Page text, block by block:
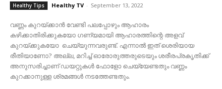
Healthy Tips Healthy TV - September 13, 2022
വണ്ണം കുറയ്ക്കാൻ വേണ്ടി പലപ്പോഴും ആഹാരം
കഴിക്കാതിരിക്കുകയോ ഗണ്യമായി ആഹാരത്തിന്റെ അളവ്
കുറയ്ക്കുകയോ ചെയ്യുന്നവരുണ്ട്. എന്നാൽ ഇത് ശെരിയായ
രീതിയാണോ? അല്ല, മറിച്ച് ഓരോരുത്തരുടെയും ശരീരപ്രകൃതിക്ക്
അനുസരിച്ചാണ് ഡയറ്റുകൾ ഫോളോ ചെയ്യേണ്ടതും വണ്ണം
കുറക്കാനുള്ള ശ്രമങ്ങൾ നടത്തേണ്ടതും.